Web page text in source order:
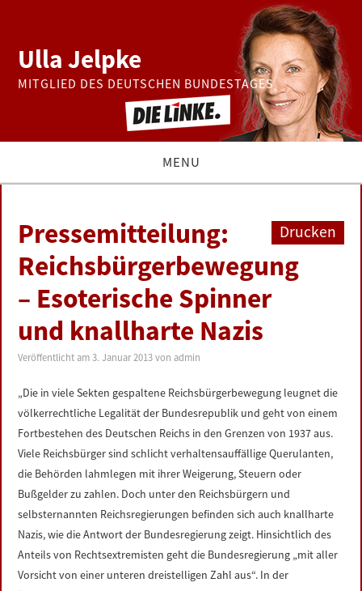
Ulla Jelpke
MITGLIED DES DEUTSCHEN BUNDESTAGES
MENU
BUNDESTAG
PRESSE
ZUR PERSON
DATENSCHUTZERKLÄRUNG
Drucken
Pressemitteilung:
Reichsbürgerbewegung
– Esoterische Spinner
und knallharte Nazis
Veröffentlicht am3. Januar 2013 vonadmin
„Die in viele Sekten gespaltene Reichsbürgerbewegung leugnet die
völkerrechtliche Legalität der Bundesrepublik und geht von einem
Fortbestehen des Deutschen Reichs in den Grenzen von 1937 aus.
Viele Reichsbürger sind schlicht verhaltensauffällige Querulanten,
die Behörden lahmlegen mit ihrer Weigerung, Steuern oder
Bußgelder zu zahlen. Doch unter den Reichsbürgern und
selbsternannten Reichsregierungen befinden sich auch knallharte
Nazis, wie die Antwort der Bundesregierung zeigt. Hinsichtlich des
Anteils von Rechtsextremisten geht die Bundesregierung „mit aller
Vorsicht von einer unteren dreistelligen Zahl aus“. In der